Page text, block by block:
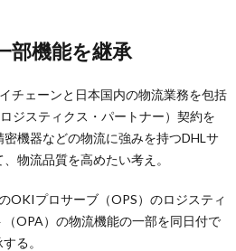
部機能を継承
チェーンと日本国内の物流業務を包括
ジスティクス・パートナー）契約を
機器などの物流に強みを持つDHLサ
物流品質を高めたい考え。
OKIプロサーブ（OPS）のロジスティ
OPA）の物流機能の一部を同日付で
る。